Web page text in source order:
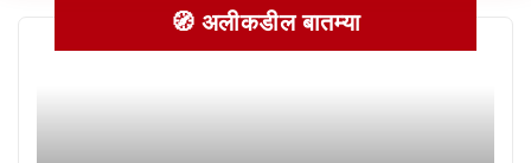
🧭 अलीकडील बातम्या